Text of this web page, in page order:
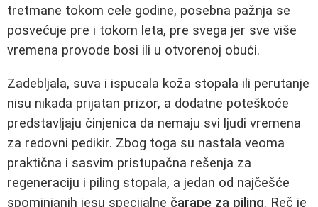
tretmane tokom cele godine, posebna pažnja se
posvećuje pre i tokom leta, pre svega jer sve više
vremena provode bosi ili u otvorenoj obući.
Zadebljala, suva i ispucala koža stopala ili perutanje
nisu nikada prijatan prizor, a dodatne poteškoće
predstavljaju činjenica da nemaju svi ljudi vremena
za redovni pedikir. Zbog toga su nastala veoma
praktična i sasvim pristupačna rešenja za
regeneraciju i piling stopala, a jedan od najčešće
spominjanih jesu specijalne čarape za piling. Reč je